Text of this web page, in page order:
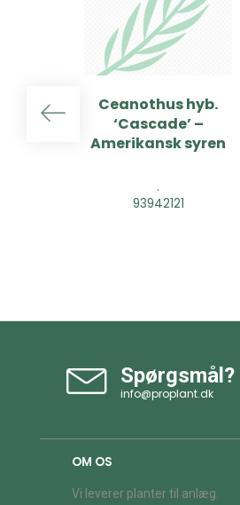
Ceanothus hyb.
‘Cascade’ –
Amerikansk syren
.
93942121
Spørgsmål?
info@proplant.dk
OM OS
Vi leverer planter til anlæg.